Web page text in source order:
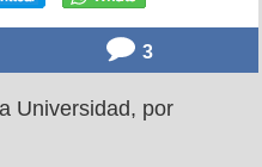
3
Universidad, por